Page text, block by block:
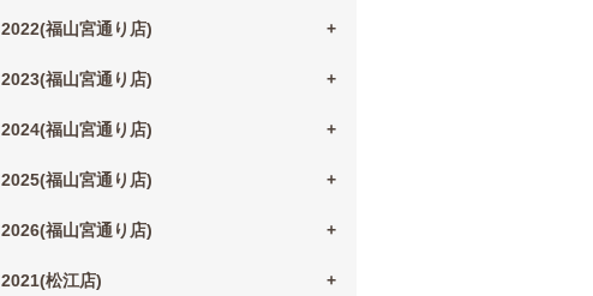
2022(福山宮通り店)
2023(福山宮通り店)
2024(福山宮通り店)
2025(福山宮通り店)
2026(福山宮通り店)
2021(松江店)